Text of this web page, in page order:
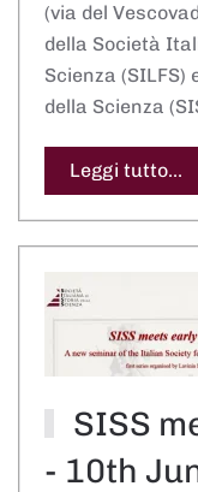
(via del
della Società
Scienza
della Scienza
Leggi tutto...
SISS
- 10th